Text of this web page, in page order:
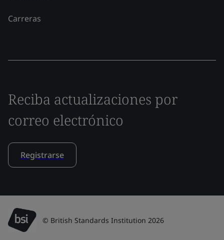
Carreras
Reciba actualizaciones por
correo electrónico
Registrarse
© British Standards Institution 2026